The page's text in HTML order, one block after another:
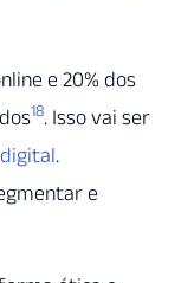
e 20% dos
18. Isso vai ser
.
e